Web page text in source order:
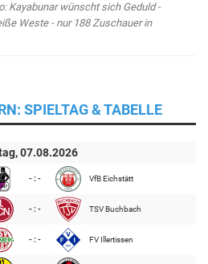
Kayabunar wünscht sich Geduld -
Weste - nur 188 Zuschauer in
SPIELTAG & TABELLE
07.08.2026
- : - VfB Eichstätt
- : - TSV Buchbach
- : - FV Illertissen